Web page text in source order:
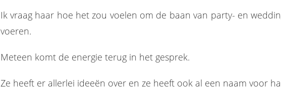
Ik vraag haar hoe het zou voelen om de baan van party- en
voeren.
Meteen komt de energie terug in het gesprek.
Ze heeft er allerlei ideeën over en ze heeft ook al een naam voor